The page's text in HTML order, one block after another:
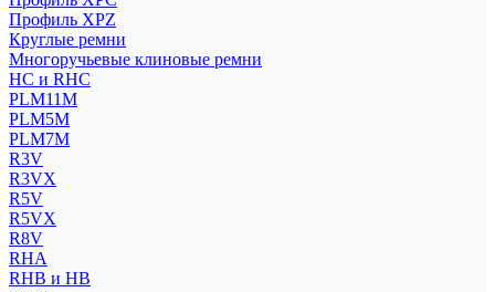
Профиль XPZ
Круглые ремни
Многоручьевые клиновые ремни
HC и RHC
PLM11M
PLM5M
PLM7M
R3V
R3VX
R5V
R5VX
R8V
RHA
RHB и HB